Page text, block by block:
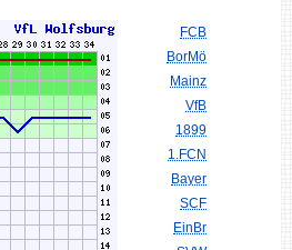
FCB
BorMö
Mainz
VfB
1899
1.FCN
Bayer
SCF
EinBr